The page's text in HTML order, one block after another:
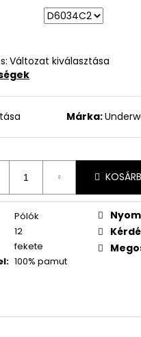
Változat kiválasztása
Márka:
Pólók
12
fekete
: 100% pamut